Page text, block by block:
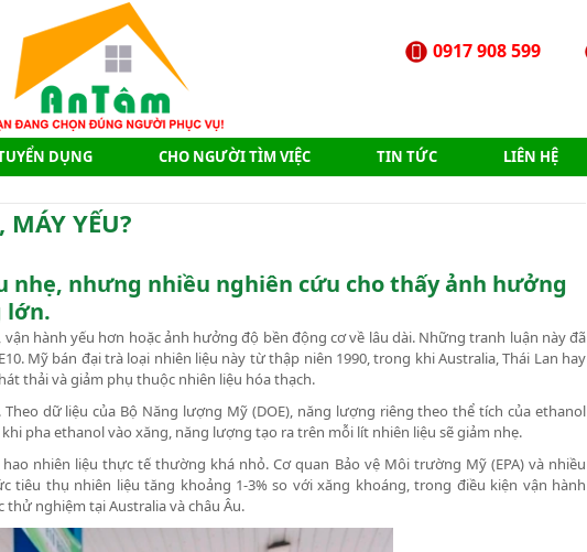
0917 908 599
DỤNG CHO NGƯỜI TÌM VIỆC TIN TỨC
LIÊN HỆ
YẾU?
nhẹ, nhưng nhiều nghiên cứu cho thấy ảnh hưởng
lớn.
hành yếu hơn hoặc ảnh hưởng độ bền động cơ về lâu dài. Những tranh luận này đã
Mỹ bán đại trà loại nhiên liệu này từ thập niên 1990, trong khi Australia, Thái Lan hay
thải và giảm phụ thuộc nhiên liệu hóa thạch.
dữ liệu của Bộ Năng lượng Mỹ (DOE), năng lượng riêng theo thể tích của ethanol
pha ethanol vào xăng, năng lượng tạo ra trên mỗi lít nhiên liệu sẽ giảm nhẹ.
nhiên liệu thực tế thường khá nhỏ. Cơ quan Bảo vệ Môi trường Mỹ (EPA) và nhiều
thụ nhiên liệu tăng khoảng 1-3% so với xăng khoáng, trong điều kiện vận hành
nghiệm tại Australia và châu Âu.